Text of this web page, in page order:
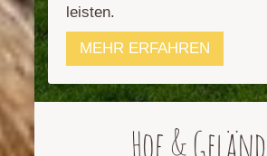
leisten.
MEHR ERFAHREN
Hof &